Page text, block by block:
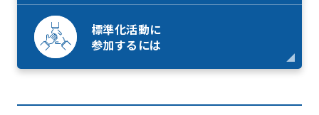
標準化活動に
参加するには